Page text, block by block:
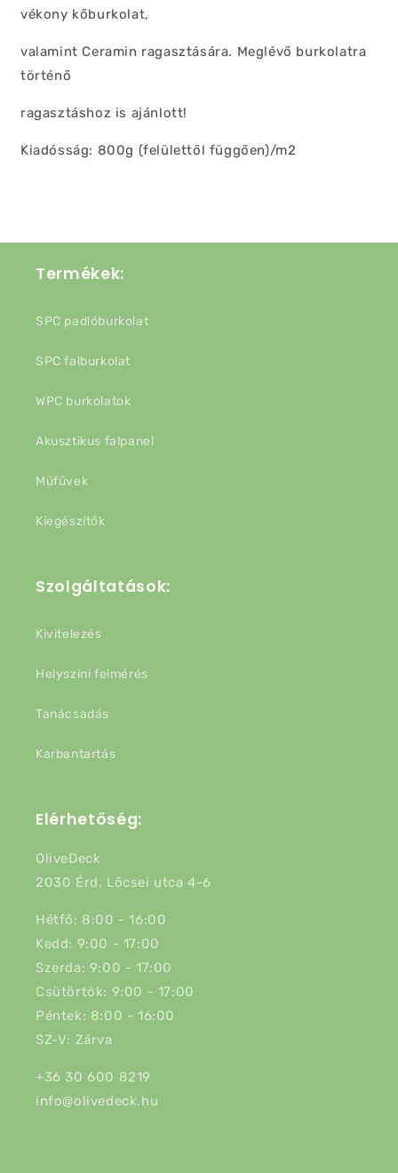
vékony kőburkolat,
valamint Ceramin ragasztására. Meglévő burkolatra
történő
ragasztáshoz is ajánlott!
Kiadósság: 800g (felülettől függően)/m2
Termékek:
SPC padlóburkolat
SPC falburkolat
WPC burkolatok
Akusztikus falpanel
Műfűvek
Kiegészítők
Szolgáltatások:
Kivitelezés
Helyszíni felmérés
Tanácsadás
Karbantartás
Elérhetőség:
OliveDeck
2030 Érd, Lőcsei utca 4-6
Hétfő: 8:00 - 16:00
Kedd: 9:00 - 17:00
Szerda: 9:00 - 17:00
Csütörtök: 9:00 - 17:00
Péntek: 8:00 - 16:00
SZ-V: Zárva
+36 30 600 8219
info@olivedeck.hu